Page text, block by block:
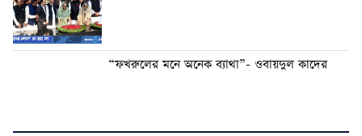
“ফখরুলের মনে অনেক ব্যাথা”- ওবায়দুল কাদের